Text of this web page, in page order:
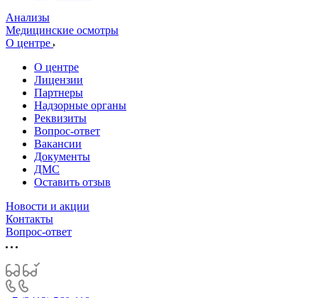
Анализы
Медицинские осмотры
О центре
О центре
Лицензии
Партнеры
Надзорные органы
Реквизиты
Вопрос-ответ
Вакансии
Документы
ДМС
Оставить отзыв
Новости и акции
Контакты
Вопрос-ответ